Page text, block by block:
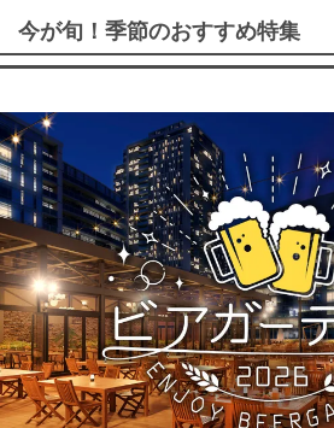
今が旬！季節のおすすめ特集